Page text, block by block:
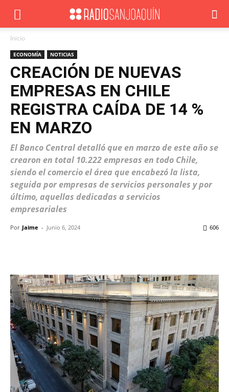
Inicio
ECONOMÍA NOTICIAS
CREACIÓN DE NUEVAS
EMPRESAS EN CHILE
REGISTRA CAÍDA DE 14 %
EN MARZO
El Banco Central detalló que en marzo de este año se
crearon en total 10.222 empresas en todo Chile,
siendo el comercio el área que encabezó la lista,
seguida por empresas de servicios personales y por
último, aquellas dedicadas a servicios
empresariales
Por Jaime - Junio 6, 2024 606